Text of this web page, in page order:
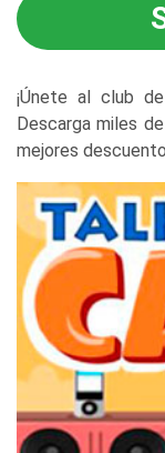
¡Únete al club
Descarga miles
mejores